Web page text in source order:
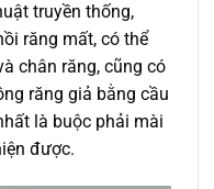
truyền thống,
răng mất, có thể
chân răng, cũng có
răng giả bằng cầu
là buộc phải mài
được.